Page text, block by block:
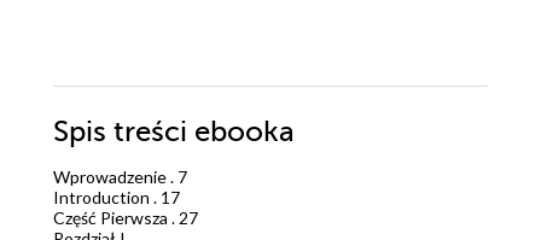
Spis treści ebooka
Wprowadzenie . 7
Introduction . 17
Część Pierwsza . 27